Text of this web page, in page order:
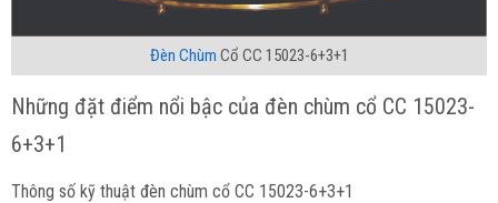
Đèn Chùm Cổ CC 15023-6+3+1
Những đặt điểm nổi bậc của đèn chùm cổ CC 15023-
6+3+1
Thông số kỹ thuật đèn chùm cổ CC 15023-6+3+1